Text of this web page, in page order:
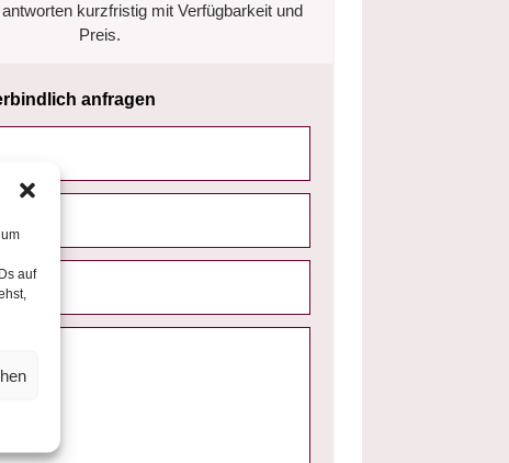
auf
kurzfristig mit Verfügbarkeit und
Preis.
anfragen